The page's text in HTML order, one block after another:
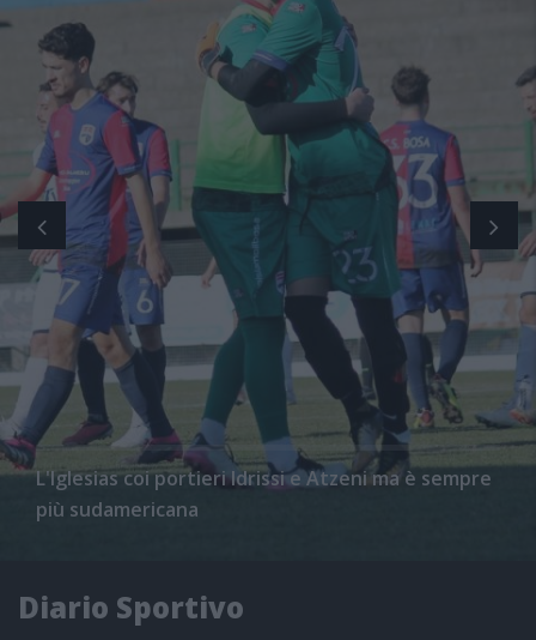
L'Iglesias coi portieri Idrissi e Atzeni ma è sempre
più sudamericana
Diario Sportivo